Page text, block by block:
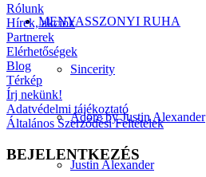
MENYASSZONYI RUHA
Sincerity
Adore by Justin Alexander
Justin Alexander
Rólunk
Hírek, akciók
Partnerek
Elérhetőségek
Blog
Térkép
Írj nekünk!
Adatvédelmi tájékoztató
Általános Szerződési Feltételek
BEJELENTKEZÉS